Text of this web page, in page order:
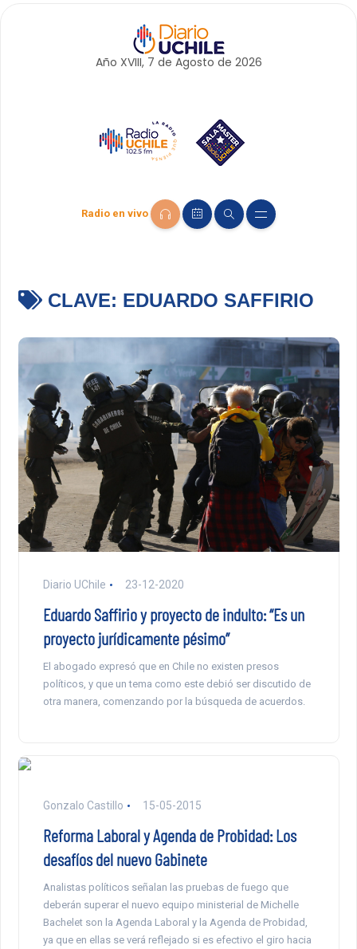
Año XVIII, 7 de Agosto de 2026
Radio en vivo
CLAVE: EDUARDO SAFFIRIO
Diario UChile 23-12-2020
Eduardo Saffirio y proyecto de indulto: “Es un
proyecto jurídicamente pésimo”
El abogado expresó que en Chile no existen presos
políticos, y que un tema como este debió ser discutido de
otra manera, comenzando por la búsqueda de acuerdos.
Gonzalo Castillo 15-05-2015
Reforma Laboral y Agenda de Probidad: Los
desafíos del nuevo Gabinete
Analistas políticos señalan las pruebas de fuego que
deberán superar el nuevo equipo ministerial de Michelle
Bachelet son la Agenda Laboral y la Agenda de Probidad,
ya que en ellas se verá reflejado si es efectivo el giro hacia